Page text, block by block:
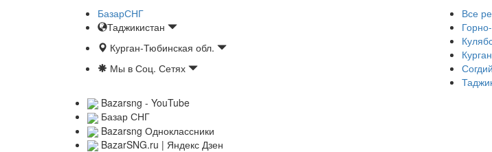
БазарСНГ
Таджикистан
Курган-Тюбинская обл.
Мы в Соц. Сетях
Все
Bazarsng - YouTube
Базар СНГ
Bazarsng Одноклассники
BazarSNG.ru | Яндекс Дзен